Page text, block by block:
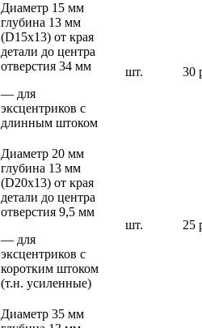
Диаметр 15 мм
глубина 13 мм
(D15х13) от края
детали до центра
отверстия 34 мм
— для
эксцентриков с
длинным штоком
шт. 30
Диаметр 20 мм
глубина 13 мм
(D20х13) от края
детали до центра
отверстия 9,5 мм
— для
эксцентриков с
коротким штоком
(т.н. усиленные)
шт. 25
Диаметр 35 мм